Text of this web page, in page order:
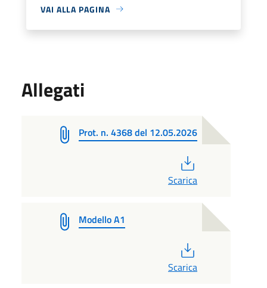
VAI ALLA PAGINA
Allegati
Prot. n. 4368 del 12.05.2026
Scarica
Modello A1
Scarica